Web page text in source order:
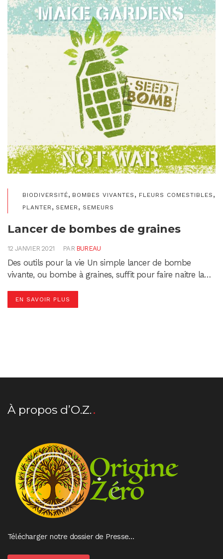
BIODIVERSITÉ, BOMBES VIVANTES , FLEURS COMESTIBLES ,
PLANTER,SEMER, SEMEURS
Lancer de bombes de graines
12 JANVIER 2021 PAR BUREAU
Des outils pour la vie Un simple lancer de bombe
vivante, ou bombe à graines, suffit pour faire naitre la…
EN SAVOIR PLUS
À propos d’O.Z.
Télécharger notre dossier de Presse…